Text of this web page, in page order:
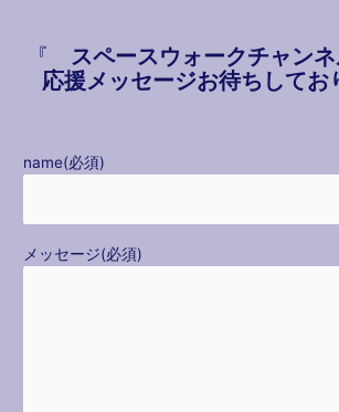
『 スペースウォークチャンネ
応援メッセージお待ちしてお
name(必須)
メッセージ(必須)